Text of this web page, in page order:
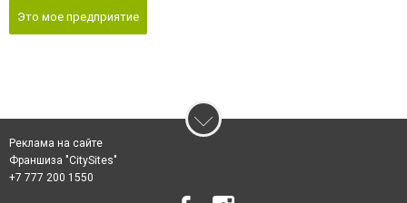
Это мое предприятие
Реклама на сайте
Франшиза "CitySites"
+7 777 200 1550